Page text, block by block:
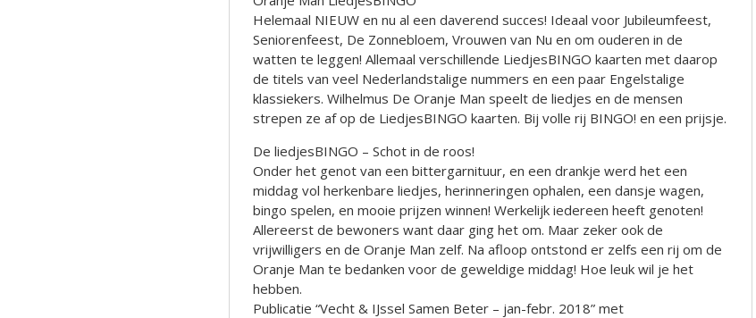
Helemaal NIEUW en nu al een daverend succes! Ideaal voor Jubileumfeest,
Seniorenfeest, De Zonnebloem, Vrouwen van Nu en om ouderen in de
watten te leggen! Allemaal verschillende LiedjesBINGO kaarten met daarop
de titels van veel Nederlandstalige nummers en een paar Engelstalige
klassiekers. Wilhelmus De Oranje Man speelt de liedjes en de mensen
strepen ze af op de LiedjesBINGO kaarten. Bij volle rij BINGO! en een prijsje.
De liedjesBINGO – Schot in de roos!
Onder het genot van een bittergarnituur, en een drankje werd het een
middag vol herkenbare liedjes, herinneringen ophalen, een dansje wagen,
bingo spelen, en mooie prijzen winnen! Werkelijk iedereen heeft genoten!
Allereerst de bewoners want daar ging het om. Maar zeker ook de
vrijwilligers en de Oranje Man zelf. Na afloop ontstond er zelfs een rij om de
Oranje Man te bedanken voor de geweldige middag! Hoe leuk wil je het
hebben.
Publicatie “Vecht & IJssel Samen Beter – jan-febr. 2018” met